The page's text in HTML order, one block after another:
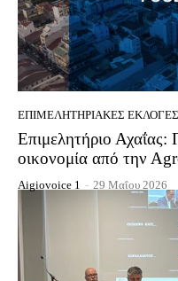
EΠΙΜΕΛΗΤΗΡΙΑΚΈΣ ΕΚΛΟΓΈΣ
Επιμελητήριο Αχαΐας:
οικονομία από την
Aigiovoice 1 - 29 Μαΐου 2026